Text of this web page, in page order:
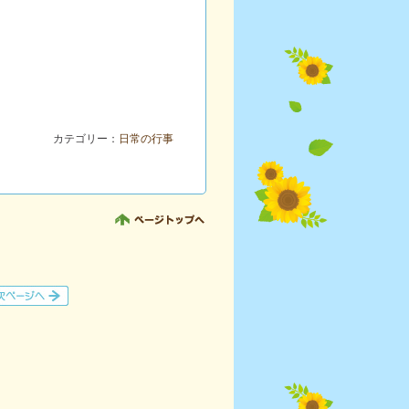
カテゴリー： 日常の行事